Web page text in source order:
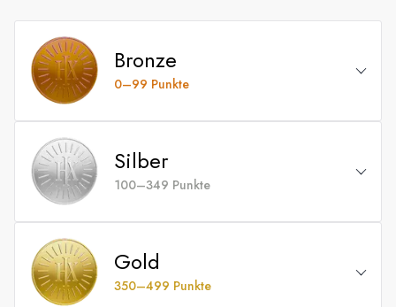
Bronze
0–99 Punkte
Angebote, Produkte und exklusive Aktionen
Einladungen zu exklusiven Veranstaltungen und
5 % Ermäßigung auf optionale Ausflüge*
(ausgenommen Vor- und Nachprogramm)
Silber
100–349 Punkte
5 % Ermäßigung auf zukünftige HX Expeditions
Seereisen
Gold
350–499 Punkte